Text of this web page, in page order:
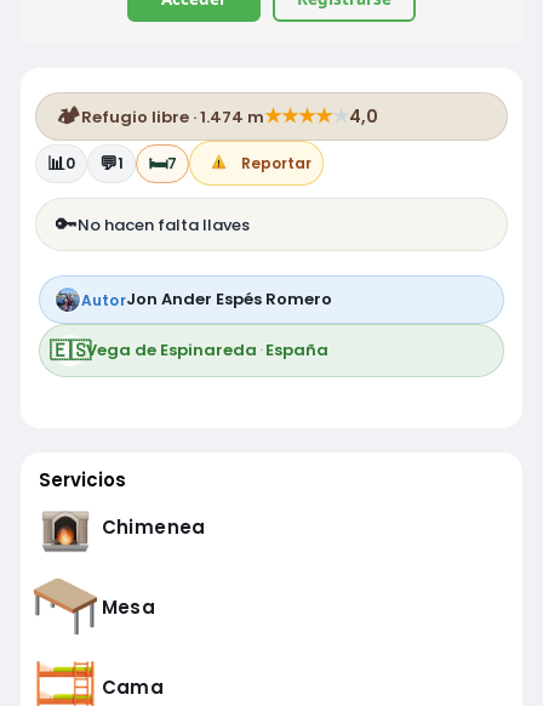
🏕️Refugio libre · 1.474 m★★★★★4,0
📊0 💬1 🛏️7 Reportar
🔑No hacen falta llaves
AutorJon Ander Espés Romero
🇪🇸Vega de Espinareda ·España
Servicios
Chimenea
Mesa
Cama